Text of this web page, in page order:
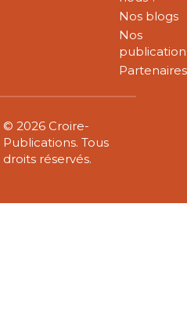
Nos blogs
Nos
Partenaires
© 2026 Croire-
Publications. Tous
droits réservés.